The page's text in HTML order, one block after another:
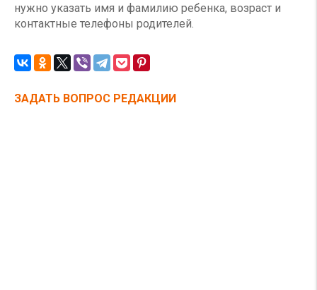
нужно указать имя и фамилию ребенка, возраст и
контактные телефоны родителей.
ЗАДАТЬ ВОПРОС РЕДАКЦИИ